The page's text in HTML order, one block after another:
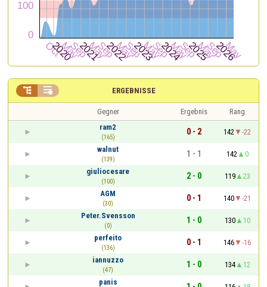
ERGEBNISSE
 
Gegner Ergebnis
Rang
ram2
(165)
0 - 2 142
-22
walnut
(139)
1 - 1 142
0
giuliocesare
(100)
2 - 0 119
23
AGM
(30)
0 - 1 140
-21
Peter.Svensson
(0)
1 - 0 130
10
perfeito
(136)
0 - 1 146
-16
iannuzzo
(47)
1 - 0 134
12
panis